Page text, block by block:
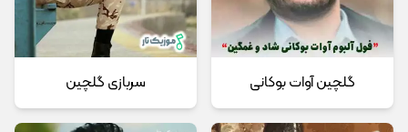
گلچین آوات بوکانی سربازی گلچین